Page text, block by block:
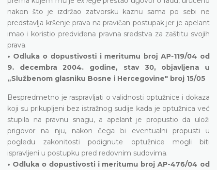
nakon što je izdržao zatvorsku kaznu sama po sebi ne
predstavlja kršenje prava na pravičan postupak jer je apelant
imao i koristio predviđena pravna sredstva za zaštitu svojih
prava.
• Odluka o dopustivosti i meritumu broj AP-119/04 od
9. decembra 2004. godine, stav 30, objavljena u
„Službenom glasniku Bosne i Hercegovine" broj 15/05
Bespredmetno je raspravljati o validnosti optužnice i dokaza
koji su prikupljeni bez istražnog sudije kada je optužnica već
stupila na pravnu snagu, a apelant je propustio da uloži
prigovor na nju, nakon čega bi eventualni propusti u
pogledu zakonitosti podignute optužnice mogli biti
ispravljeni u postupku pred redovnim sudovima.
• Odluka o dopustivosti i meritumu broj AP-476/04 od